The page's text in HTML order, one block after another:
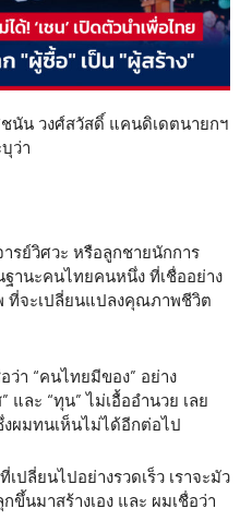
นัน วงศ์สวัสดิ์ แคนดิเดตนายกฯ
ว่า
รย์วิศวะ หรือลูกชายนักการ
านะคนไทยคนหนึ่ง ที่เชื่ออย่าง
ที่จะเปลี่ยนแปลงคุณภาพชีวิต
ว่า “คนไทยมีของ” อย่าง
และ “ทุน” ไม่เอื้ออำนวย เลย
งผมทนเห็นไม่ได้อีกต่อไป
ปลี่ยนไปอย่างรวดเร็ว เราจะมัว
ขึ้นมาสร้างเอง และ ผมเชื่อว่า